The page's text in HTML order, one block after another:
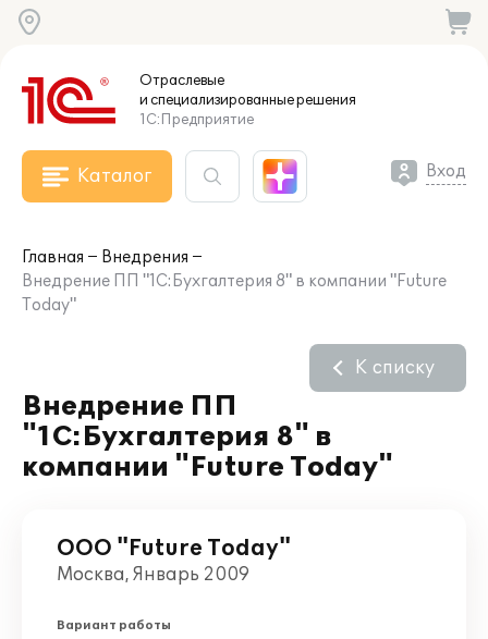
Отраслевые
и специализированныерешения
1С:Предприятие
Каталог Вход
Главная
Внедрения
Внедрение ПП "1С:Бухгалтерия 8" в компании "Future
Today"
Внедрение ПП
"1С:Бухгалтерия 8" в
компании "Future Today"
К списку
ООО "Future Today"
Москва, Январь 2009
Вариант работы